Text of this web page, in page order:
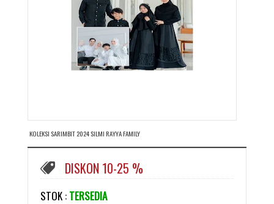
KOLEKSI SARIMBIT 2024 SILMI RAYYA FAMILY
DISKON 10-25 %
STOK : TERSEDIA